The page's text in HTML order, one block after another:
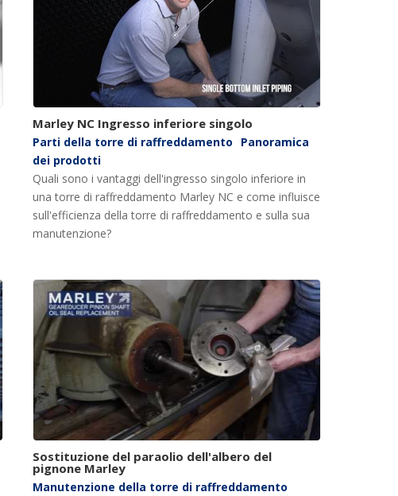
Marley NC Ingresso inferiore singolo
Parti della torre di raffreddamento
Panoramica
dei prodotti
Quali sono i vantaggi dell'ingresso singolo inferiore in
una torre di raffreddamento Marley NC e come influisce
sull'efficienza della torre di raffreddamento e sulla sua
manutenzione?
Sostituzione del paraolio dell'albero del
pignone Marley
Manutenzione della torre di raffreddamento